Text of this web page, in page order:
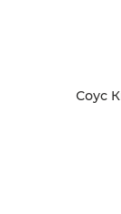
Соус